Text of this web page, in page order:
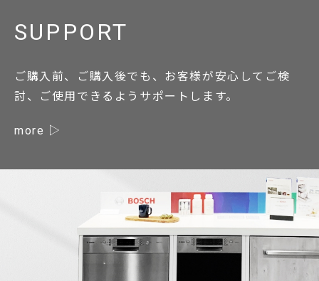
SUPPORT
ご購入前、ご購入後でも、お客様が安心してご検
討、ご使用できるようサポートします。
more